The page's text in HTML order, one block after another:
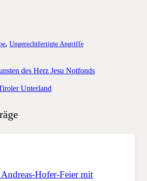
, Ungerechtfertigte Angriffe
des Herz Jesu Notfonds
Unterland
Hofer-Feier mit